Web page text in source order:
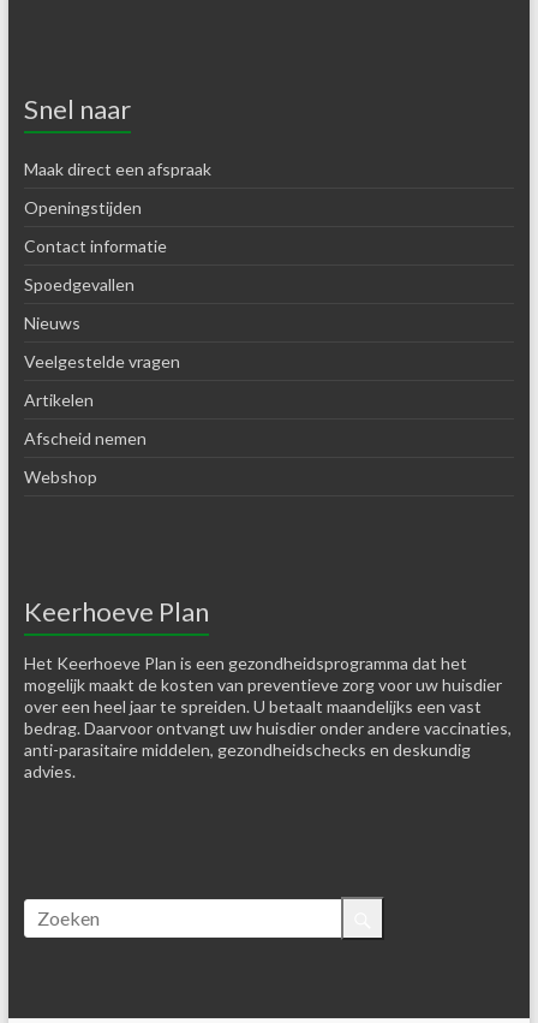
Snel naar
Maak direct een afspraak
Openingstijden
Contact informatie
Spoedgevallen
Nieuws
Veelgestelde vragen
Artikelen
Afscheid nemen
Webshop
Keerhoeve Plan
Het Keerhoeve Plan is een gezondheidsprogramma dat het
mogelijk maakt de kosten van preventieve zorg voor uw huisdier
over een heel jaar te spreiden. U betaalt maandelijks een vast
bedrag. Daarvoor ontvangt uw huisdier onder andere vaccinaties,
anti-parasitaire middelen, gezondheidschecks en deskundig
advies.